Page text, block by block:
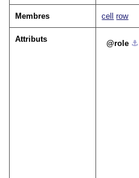
Membres cell row
Attributs role ⚓︎